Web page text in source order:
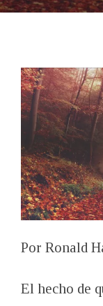
on
Por Ronald
El hecho de